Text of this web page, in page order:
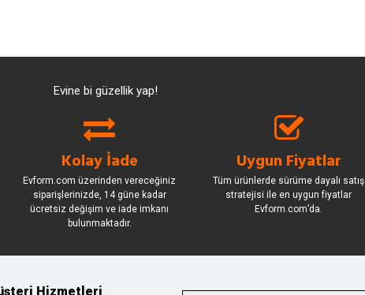
Kolay İade
Evform.com üzerinden vereceğiniz
siparişlerinizde, 14 güne kadar
ücretsiz değişim ve iade imkanı
bulunmaktadır.
Uygun Fiyatlar
Tüm ürünlerde sürüme dayalı satış
stratejisi ile en uygun fiyatlar
Evform.com’da.
Hizmetleri